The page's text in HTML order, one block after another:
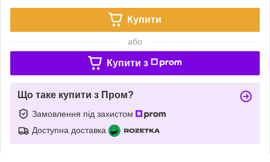
Купити
або
Купити з
Що таке купити з Пром?
Замовлення під захистом
Доступна доставка